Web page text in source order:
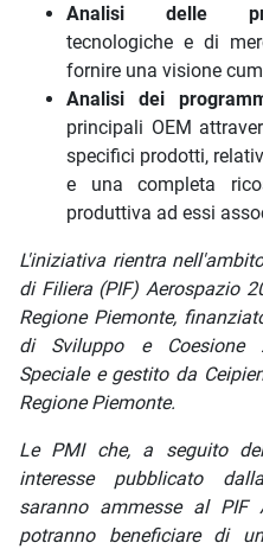
Analisi delle
tecnologiche e di
fornire una visione
Analisi dei
principali OEM
specifici prodotti,
e una completa
produttiva ad essi
L'iniziativa rientra
di Filiera (PIF) Aerospazio
Regione Piemonte,
di Sviluppo e Coesione
Speciale e gestito da
Regione Piemonte.
Le PMI che, a seguito
interesse pubblicato
saranno ammesse al PIF
potranno beneficiare di